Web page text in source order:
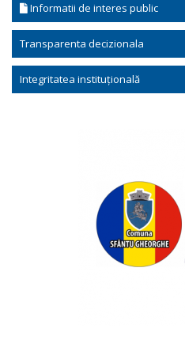
Informatii de interes public
Transparenta decizionala
Integritatea instituțională